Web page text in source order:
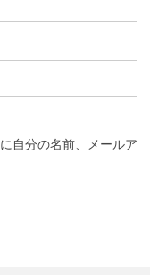
自分の名前、メールア